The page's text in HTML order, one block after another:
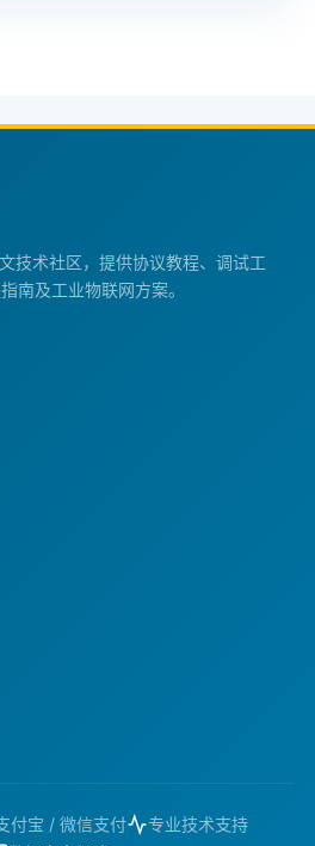
技术社区，提供协议教程、调试工
南及工业物联网方案。
付宝 / 微信支付
专业技术支持